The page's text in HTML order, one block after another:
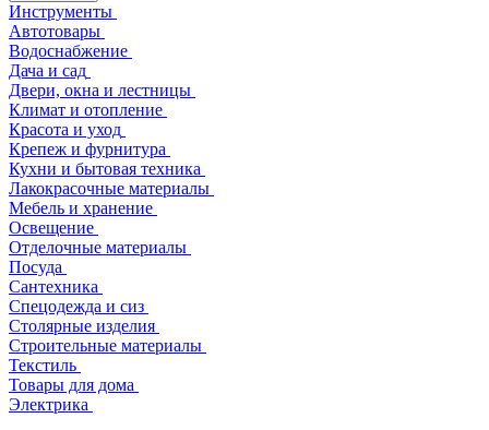
Инструменты
Автотовары
Водоснабжение
Дача и сад
Двери, окна и лестницы
Климат и отопление
Красота и уход
Крепеж и фурнитура
Кухни и бытовая техника
Лакокрасочные материалы
Мебель и хранение
Освещение
Отделочные материалы
Посуда
Сантехника
Спецодежда и сиз
Столярные изделия
Строительные материалы
Текстиль
Товары для дома
Электрика